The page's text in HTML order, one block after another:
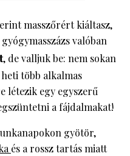
masszőrért kiáltasz,
valóban
, de valljuk be: nem sokan
több alkalmas
létezik egy egyszerű
a fájdalmakat!
gyötör,
és a rossz tartás miatt